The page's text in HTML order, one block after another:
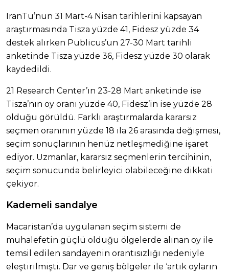
IranTu’nun 31 Mart-4 Nisan tarihlerini kapsayan
araştırmasında Tisza yüzde 41, Fidesz yüzde 34
destek alırken Publicus’un 27-30 Mart tarihli
anketinde Tisza yüzde 36, Fidesz yüzde 30 olarak
kaydedildi.
21 Research Center’ın 23-28 Mart anketinde ise
Tisza’nın oy oranı yüzde 40, Fidesz’in ise yüzde 28
olduğu görüldü. Farklı araştırmalarda kararsız
seçmen oranının yüzde 18 ila 26 arasında değişmesi,
seçim sonuçlarının henüz netleşmediğine işaret
ediyor. Uzmanlar, kararsız seçmenlerin tercihinin,
seçim sonucunda belirleyici olabileceğine dikkati
çekiyor.
Kademeli sandalye
Macaristan’da uygulanan seçim sistemi de
muhalefetin güçlü olduğu ölgelerde alınan oy ile
temsil edilen sandayenin orantısızlığı nedeniyle
eleştirilmişti. Dar ve geniş bölgeler ile ‘artık oyların